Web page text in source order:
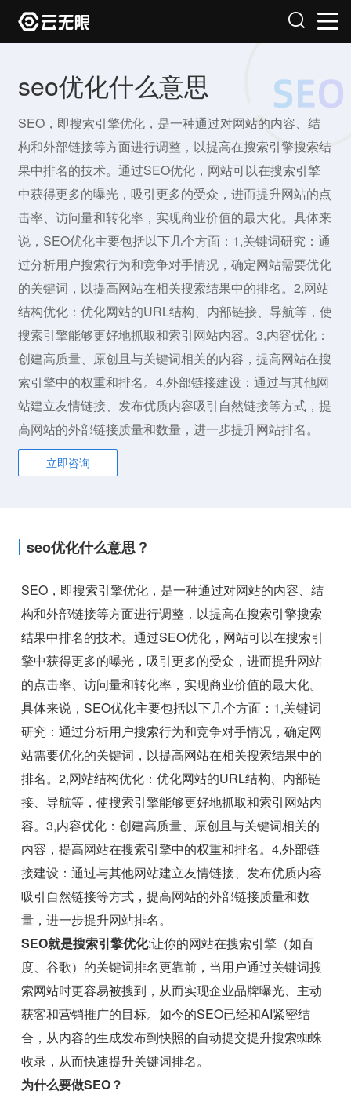
seo优化什么意思
SEO，即搜索引擎优化，是一种通过对网站的内容、结
构和外部链接等方面进行调整，以提高在搜索引擎搜索结
果中排名的技术。通过SEO优化，网站可以在搜索引擎
中获得更多的曝光，吸引更多的受众，进而提升网站的点
击率、访问量和转化率，实现商业价值的最大化。具体来
说，SEO优化主要包括以下几个方面：1,关键词研究：通
过分析用户搜索行为和竞争对手情况，确定网站需要优化
的关键词，以提高网站在相关搜索结果中的排名。2,网站
结构优化：优化网站的URL结构、内部链接、导航等，使
搜索引擎能够更好地抓取和索引网站内容。3,内容优化：
创建高质量、原创且与关键词相关的内容，提高网站在搜
索引擎中的权重和排名。4,外部链接建设：通过与其他网
站建立友情链接、发布优质内容吸引自然链接等方式，提
高网站的外部链接质量和数量，进一步提升网站排名。
立即咨询
seo优化什么意思？
SEO，即搜索引擎优化，是一种通过对网站的内容、结
构和外部链接等方面进行调整，以提高在搜索引擎搜索
结果中排名的技术。通过SEO优化，网站可以在搜索引
擎中获得更多的曝光，吸引更多的受众，进而提升网站
的点击率、访问量和转化率，实现商业价值的最大化。
具体来说，SEO优化主要包括以下几个方面：1,关键词
研究：通过分析用户搜索行为和竞争对手情况，确定网
站需要优化的关键词，以提高网站在相关搜索结果中的
排名。2,网站结构优化：优化网站的URL结构、内部链
接、导航等，使搜索引擎能够更好地抓取和索引网站内
容。3,内容优化：创建高质量、原创且与关键词相关的
内容，提高网站在搜索引擎中的权重和排名。4,外部链
接建设：通过与其他网站建立友情链接、发布优质内容
吸引自然链接等方式，提高网站的外部链接质量和数
量，进一步提升网站排名。
SEO就是搜索引擎优化:让你的网站在搜索引擎（如百
度、谷歌）的关键词排名更靠前，当用户通过关键词搜
索网站时更容易被搜到，从而实现企业品牌曝光、主动
获客和营销推广的目标。如今的SEO已经和AI紧密结
合，从内容的生成发布到快照的自动提交提升搜索蜘蛛
收录，从而快速提升关键词排名。
为什么要做SEO？